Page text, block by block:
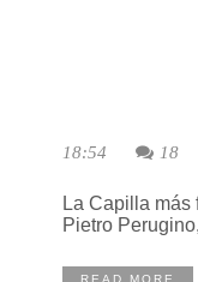
18:54 18
La Capilla
Pietro
READ MORE